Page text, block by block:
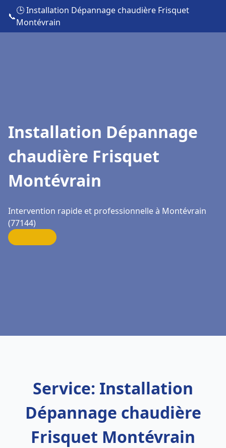
📞
🕒 Installation Dépannage chaudière Frisquet
Montévrain
Installation Dépannage
chaudière Frisquet
Montévrain
Intervention rapide et professionnelle à Montévrain
(77144)
Service: Installation
Dépannage chaudière
Frisquet Montévrain